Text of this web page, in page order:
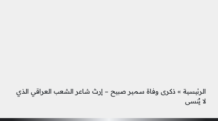
الرئيسية » ذكرى وفاة سمير صبيح – إرث شاعر الشعب العراقي الذي
لا يُنسى